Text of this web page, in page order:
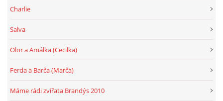
Charlie
Salva
Olor a Amálka (Cecilka)
Ferda a Barča (Marča)
Máme rádi zvířata Brandýs 2010